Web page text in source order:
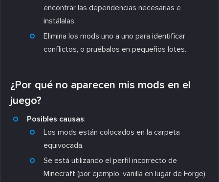
encontrar las dependencias necesarias e
instálalas.
Elimina los mods uno a uno para identificar
conflictos, o pruébalos en pequeños lotes.
¿Por qué no aparecen mis mods en el
juego?
Posibles causas:
Los mods están colocados en la carpeta
equivocada.
Se está utilizando el perfil incorrecto de
Minecraft (por ejemplo, vanilla en lugar de Forge).